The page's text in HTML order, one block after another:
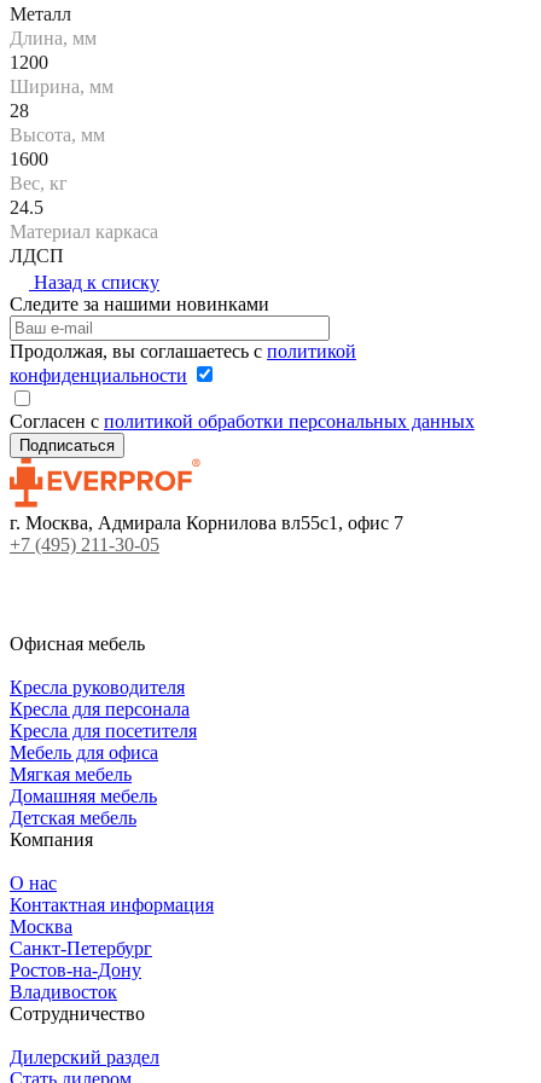
Металл
Длина, мм
1200
Ширина, мм
28
Высота, мм
1600
Вес, кг
24.5
Материал каркаса
ЛДСП
Назад к списку
Следите за нашими новинками
Продолжая, вы соглашаетесь с политикой
конфиденциальности
Согласен с политикой обработки персональных данных
г. Москва, Адмирала Корнилова вл55с1, офис 7
+7 (495) 211-30-05
Офисная мебель
Кресла руководителя
Кресла для персонала
Кресла для посетителя
Мебель для офиса
Мягкая мебель
Домашняя мебель
Детская мебель
Компания
О нас
Контактная информация
Москва
Санкт-Петербург
Ростов-на-Дону
Владивосток
Сотрудничество
Дилерский раздел
Стать дилером